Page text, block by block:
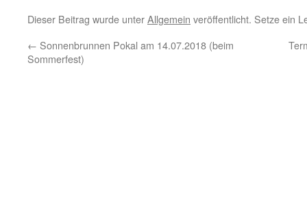
Dieser Beitrag wurde unterAllgemein veröffentlicht. Setze ein
← Sonnenbrunnen Pokal am 14.07.2018 (beim
Sommerfest)